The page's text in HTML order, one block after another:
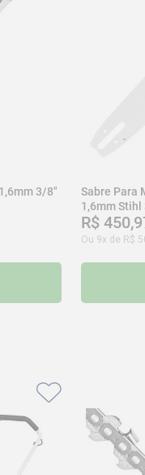
3/8"
Sabre Para
1,6mm Stihl
R$ 450,
Ou 9x de R$